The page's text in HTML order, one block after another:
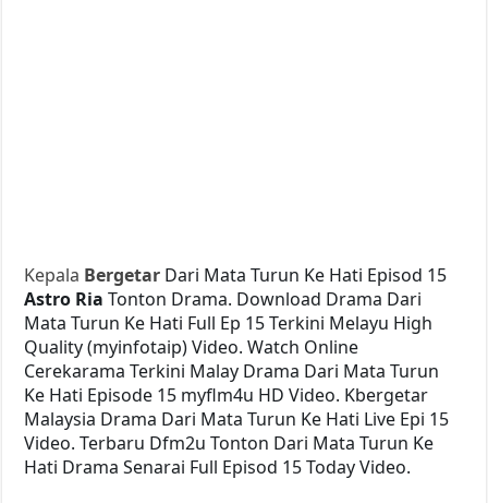
Kepala Bergetar Dari Mata Turun Ke Hati Episod 15
Astro RiaTonton Drama. Download Drama Dari
Mata Turun Ke Hati Full Ep 15 Terkini Melayu High
Quality (myinfotaip) Video. Watch Online
Cerekarama Terkini Malay Drama Dari Mata Turun
Ke Hati Episode 15 myflm4u HD Video. Kbergetar
Malaysia Drama Dari Mata Turun Ke Hati Live Epi 15
Video. Terbaru Dfm2u Tonton Dari Mata Turun Ke
Hati Drama Senarai Full Episod 15 Today Video.